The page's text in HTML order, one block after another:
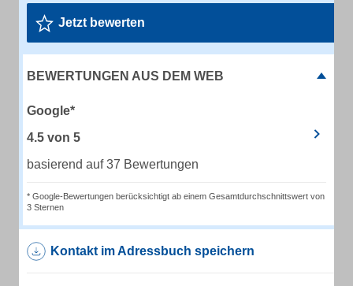
Jetzt bewerten
BEWERTUNGEN AUS DEM WEB
Google*
4.5 von 5
basierend auf 37 Bewertungen
* Google-Bewertungen berücksichtigt ab einem Gesamtdurchschnittswert von
3 Sternen
Kontakt im Adressbuch speichern